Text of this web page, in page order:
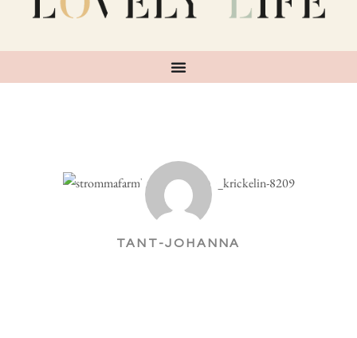
TANT-JOHANNA